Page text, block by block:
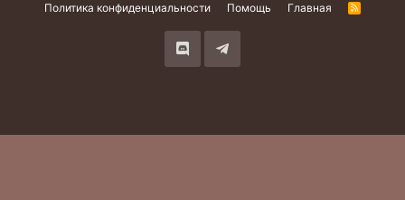
Политика конфиденциальности
Помощь Главная
R